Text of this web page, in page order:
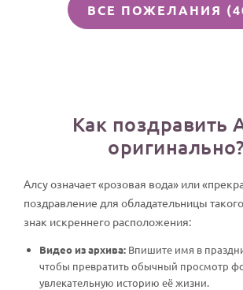
ВСЕ ПОЖЕЛАНИЯ
Как поздравить
оригинально?
Алсу означает «розовая вода» или
поздравление для обладательницы
знак искреннего расположения:
Видео из архива: Впишите имя в
чтобы превратить обычный просмотр
увлекательную историю её жизни.